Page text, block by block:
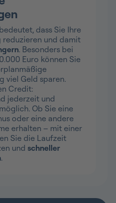
bedeutet, dass Sie Ihre
reduzieren und damit
. Besonders bei
Euro können Sie
viel Geld sparen.
Credit:
jederzeit und
Ob Sie eine
oder eine andere
erhalten – mit einer
Sie die Laufzeit
und schneller
.